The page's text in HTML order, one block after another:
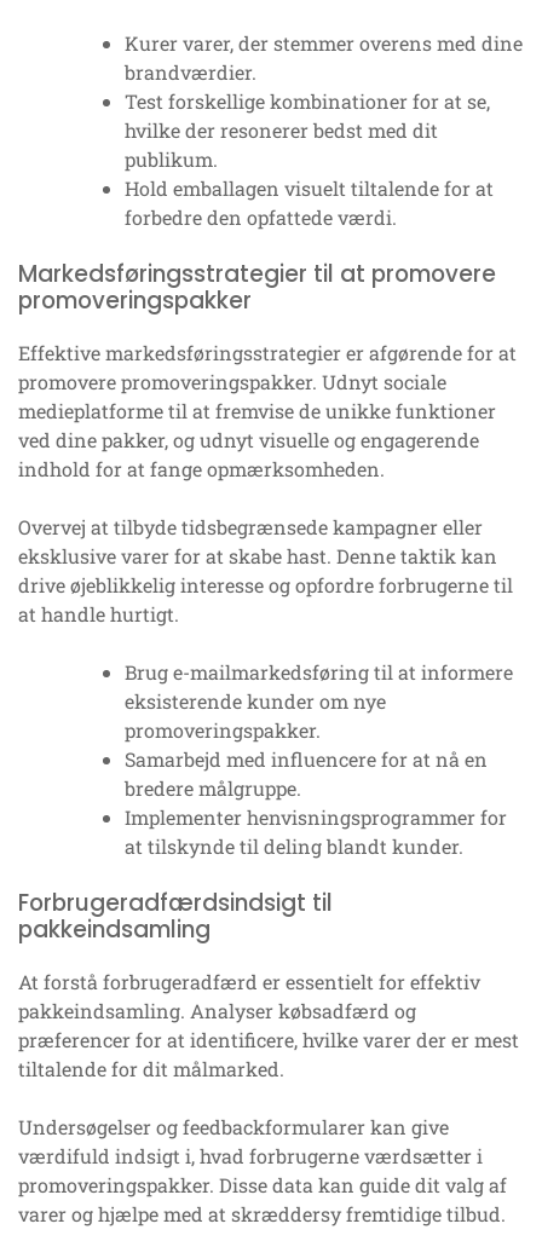
Kurer varer, der stemmer overens med dine
brandværdier.
Test forskellige kombinationer for at se,
hvilke der resonerer bedst med dit
publikum.
Hold emballagen visuelt tiltalende for at
forbedre den opfattede værdi.
Markedsføringsstrategier til at promovere
promoveringspakker
Effektive markedsføringsstrategier er afgørende for at
promovere promoveringspakker. Udnyt sociale
medieplatforme til at fremvise de unikke funktioner
ved dine pakker, og udnyt visuelle og engagerende
indhold for at fange opmærksomheden.
Overvej at tilbyde tidsbegrænsede kampagner eller
eksklusive varer for at skabe hast. Denne taktik kan
drive øjeblikkelig interesse og opfordre forbrugerne til
at handle hurtigt.
Brug e-mailmarkedsføring til at informere
eksisterende kunder om nye
promoveringspakker.
Samarbejd med influencere for at nå en
bredere målgruppe.
Implementer henvisningsprogrammer for
at tilskynde til deling blandt kunder.
Forbrugeradfærdsindsigt til
pakkeindsamling
At forstå forbrugeradfærd er essentielt for effektiv
pakkeindsamling. Analyser købsadfærd og
præferencer for at identificere, hvilke varer der er mest
tiltalende for dit målmarked.
Undersøgelser og feedbackformularer kan give
værdifuld indsigt i, hvad forbrugerne værdsætter i
promoveringspakker. Disse data kan guide dit valg af
varer og hjælpe med at skræddersy fremtidige tilbud.